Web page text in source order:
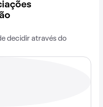
decidir através do